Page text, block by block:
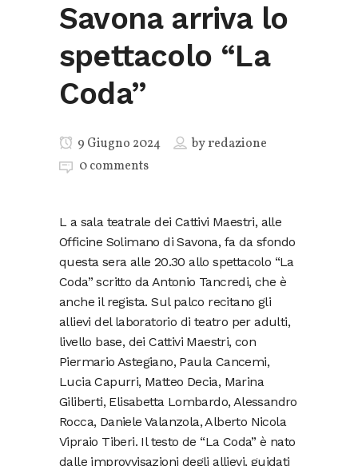
Savona arriva lo
spettacolo “La
Coda”
9 Giugno 2024 byredazione
0 comments
L a sala teatrale dei Cattivi Maestri, alle
Officine Solimano di Savona, fa da sfondo
questa sera alle 20.30 allo spettacolo “La
Coda” scritto da Antonio Tancredi, che è
anche il regista. Sul palco recitano gli
allievi del laboratorio di teatro per adulti,
livello base, dei Cattivi Maestri, con
Piermario Astegiano, Paula Cancemi,
Lucia Capurri, Matteo Decia, Marina
Giliberti, Elisabetta Lombardo, Alessandro
Rocca, Daniele Valanzola, Alberto Nicola
Vipraio Tiberi. Il testo de “La Coda” è nato
dalle improvvisazioni degli allievi, guidati